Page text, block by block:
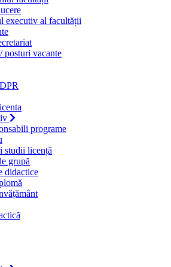
executiv al facultății
posturi vacante
programe
studii licență
grupă
didactice